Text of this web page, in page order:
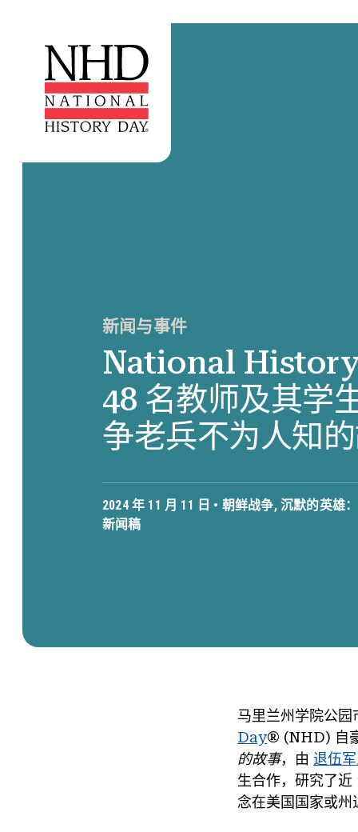
新闻与事件
National
48 名教师及其学
争老兵不为人知
2024 年 11 月 11 日 • 朝鲜战争,沉默的英雄
新闻稿
马里兰州学院公
Day® (NHD) 自
的故事，由 退伍
生合作，研究了
念在美国国家或州